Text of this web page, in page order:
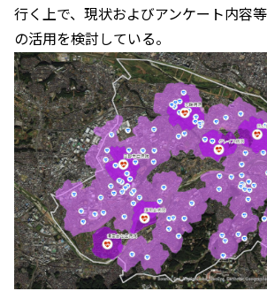
行く上で、現状およびアンケート内容
の活用を検討している。